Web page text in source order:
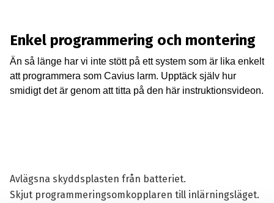
Enkel programmering och montering
Än så länge har vi inte stött på ett system som är lika enkelt
att programmera som Cavius larm. Upptäck själv hur
smidigt det är genom att titta på den här instruktionsvideon.
Avlägsna skyddsplasten från batteriet.
Skjut programmeringsomkopplaren till inlärningsläget.